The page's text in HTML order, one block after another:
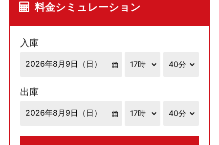
料金シミュレーション
入庫
出庫